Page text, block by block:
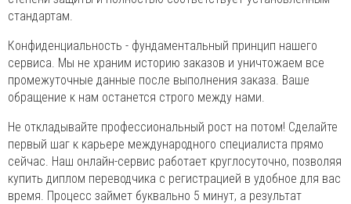
стандартам.
Конфиденциальность - фундаментальный принцип нашего
сервиса. Мы не храним историю заказов и уничтожаем все
промежуточные данные после выполнения заказа. Ваше
обращение к нам останется строго между нами.
Не откладывайте профессиональный рост на потом! Сделайте
первый шаг к карьере международного специалиста прямо
сейчас. Наш онлайн-сервис работает круглосуточно, позволяя
купить диплом переводчика с регистрацией в удобное для вас
время. Процесс займет буквально 5 минут, а результат